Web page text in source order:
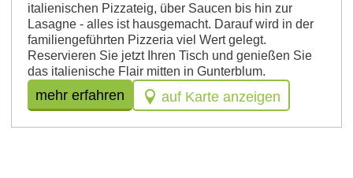
italienischen Pizzateig, über Saucen bis hin zur
Lasagne - alles ist hausgemacht. Darauf wird in der
familiengeführten Pizzeria viel Wert gelegt.
Reservieren Sie jetzt Ihren Tisch und genießen Sie
das italienische Flair mitten in Gunterblum.
mehr erfahren auf Karte anzeigen